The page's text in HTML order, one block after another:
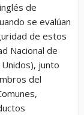
de
se evalúan
de estos
Nacional de
junto
del